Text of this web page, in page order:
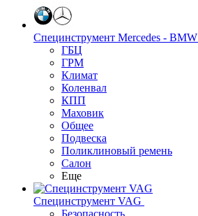
Специнструмент Mercedes - BMW
ГБЦ
ГРМ
Климат
Коленвал
КПП
Маховик
Общее
Подвеска
Поликлиновый ремень
Салон
Еще
Специнструмент VAG
Безопасность